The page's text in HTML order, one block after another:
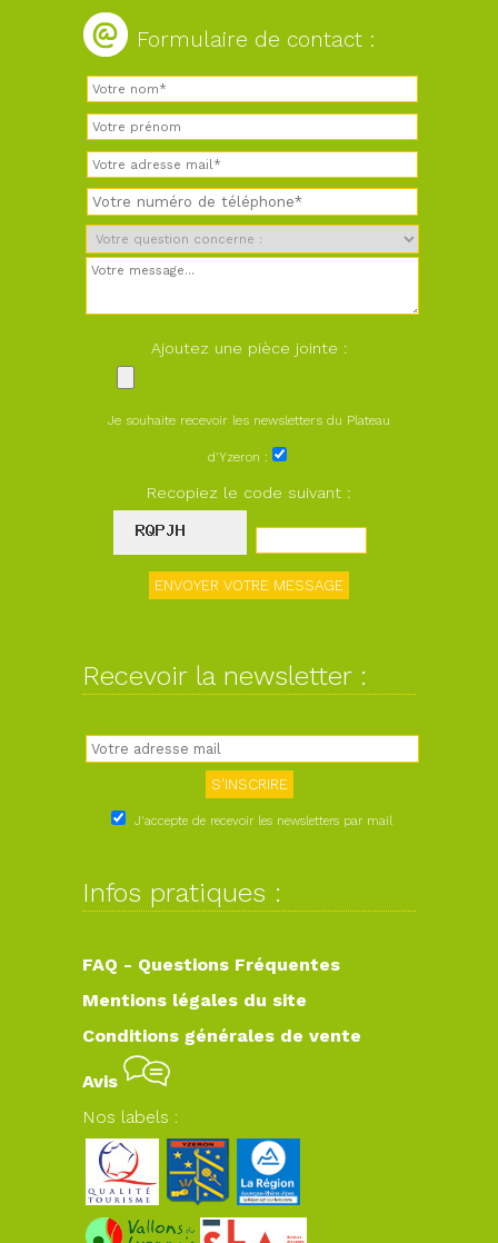
Formulaire de contact :
Ajoutez une pièce jointe :
Je souhaite recevoir les newsletters du Plateau
d'Yzeron :
Recopiez le code suivant :
Recevoir la newsletter :
J'accepte de recevoir les newsletters par mail
Infos pratiques :
FAQ - Questions Fréquentes
Mentions légales du site
Conditions générales de vente
Avis
Nos labels :